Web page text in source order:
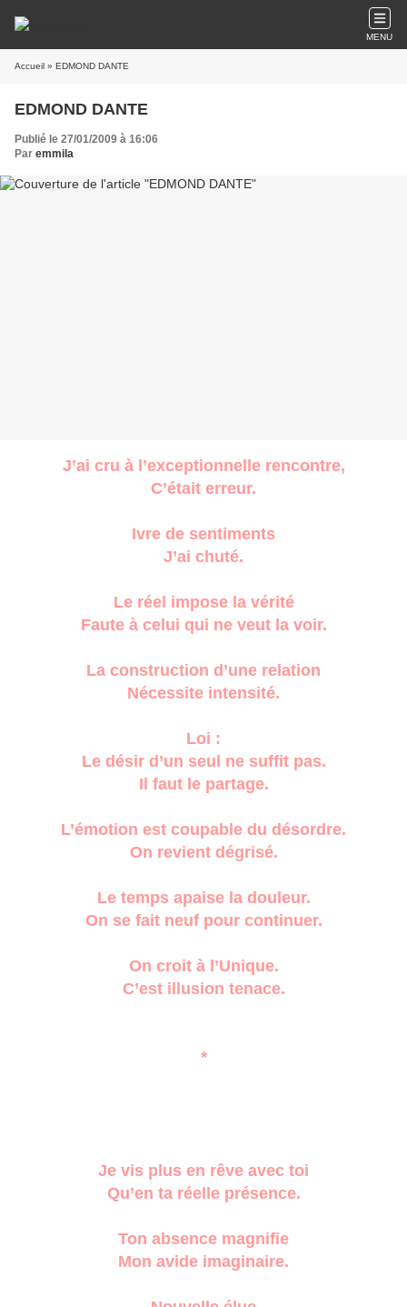
MENU
Accueil » EDMOND DANTE
EDMOND DANTE
Publié le 27/01/2009 à 16:06
Par emmila
J’ai cru à l’exceptionnelle rencontre,
C’était erreur.
Ivre de sentiments
J’ai chuté.
Le réel impose la vérité
Faute à celui qui ne veut la voir.
La construction d’une relation
Nécessite intensité.
Loi :
Le désir d’un seul ne suffit pas.
Il faut le partage.
L’émotion est coupable du désordre.
On revient dégrisé.
Le temps apaise la douleur.
On se fait neuf pour continuer.
On croit à l’Unique.
C’est illusion tenace.
*
Je vis plus en rêve avec toi
Qu’en ta réelle présence.
Ton absence magnifie
Mon avide imaginaire.